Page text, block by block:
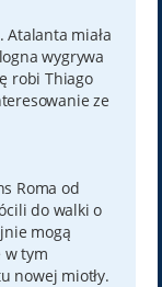
Atalanta miała
wygrywa
robi Thiago
ze
Roma od
do walki o
mogą
w tym
nowej miotły.